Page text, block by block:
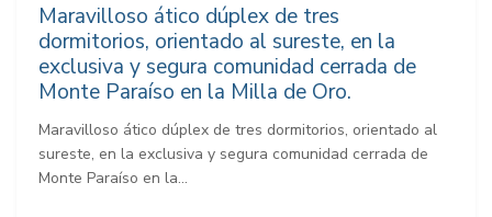
Maravilloso ático dúplex de tres
dormitorios, orientado al sureste, en la
exclusiva y segura comunidad cerrada de
Monte Paraíso en la Milla de Oro.
Maravilloso ático dúplex de tres dormitorios, orientado al
sureste, en la exclusiva y segura comunidad cerrada de
Monte Paraíso en la...